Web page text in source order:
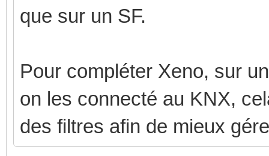
que sur un SF.
Pour compléter Xeno, sur
on les connecté au KNX,
des filtres afin de mieux